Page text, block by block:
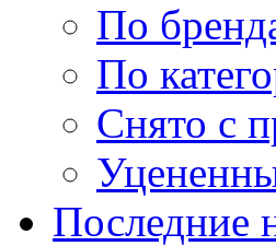
По
По
Снято с
Последние